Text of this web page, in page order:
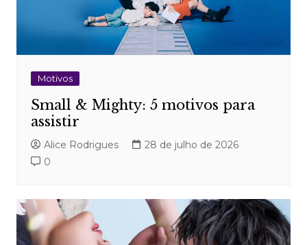
Motivos
Small & Mighty: 5 motivos para
assistir
Alice Rodrigues
28 de julho de 2026
0